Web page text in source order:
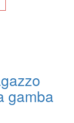
gamba